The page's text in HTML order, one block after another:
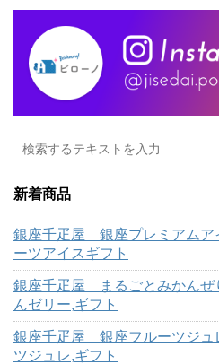
新着商品
銀座千疋屋 銀座プレミアムア
ーツアイスギフト
銀座千疋屋 まるごとみかんぜ
んゼリー,ギフト
銀座千疋屋 銀座フルーツジュ
ツジュレ,ギフト